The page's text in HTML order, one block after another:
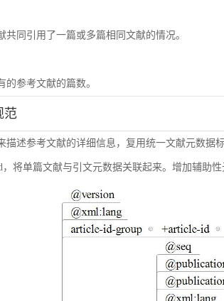
共同引用了一篇或多篇相同文献的情况。
参考文献的篇数。
范
描述参考文献的详细信息，复用统一文献元数据
将单篇文献与引文元数据关联起来。增加辅助性